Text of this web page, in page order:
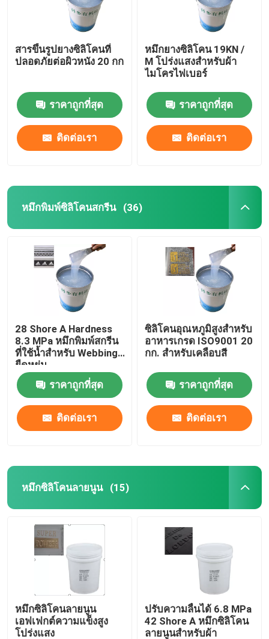
บ้าน
สินค้า
เกี่ยวกับเรา
ทัวร์โรงงาน
ควบคุมคุณภาพ
ติดต่อเรา
สารขึ้นรูปยางซิลิโคนที่
ปลอดภัยต่อผิวหนัง 20 กก
ราคาถูกที่สุด
ติดต่อเรา
หมึกยางซิลิโคน 19KN /
M โปร่งแสงสำหรับผ้า
ไมโครไฟเบอร์
ราคาถูกที่สุด
ติดต่อเรา
หมึกพิมพ์ซิลิโคนสกรีน (36)
28 Shore A Hardness
8.3 MPa หมึกพิมพ์สกรีน
ที่ใช้น้ำสำหรับ Webbing
ยืดหยุ่น
ราคาถูกที่สุด
ติดต่อเรา
ซิลิโคนอุณหภูมิสูงสำหรับ
อาหารเกรด ISO9001 20
กก. สำหรับเคลือบสี
ราคาถูกที่สุด
ติดต่อเรา
หมึกซิลิโคนลายนูน (15)
หมึกซิลิโคนลายนูน
เอฟเฟกต์ความแข็งสูง
โปร่งแสง
ปรับความลื่นได้ 6.8 MPa
42 Shore A หมึกซิลิโคน
ลายนูนสำหรับผ้า